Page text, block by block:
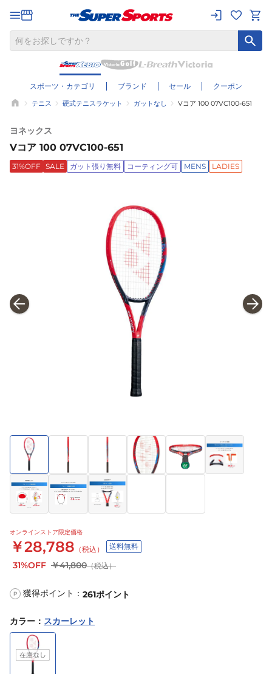
スポーツ・カテゴリ ブランド セール クーポン
テニス 硬式テニスラケット ガットなし Vコア 100 07VC100-651
ヨネックス
Vコア 100 07VC100-651
31%OFF SALE ガット張り無料 コーティング可 MENS LADIES
オンラインストア限定価格
￥28,788 （税込） 送料無料
31%OFF ￥41,800（税込）
P 獲得ポイント： 261ポイント
カラー ： スカーレット